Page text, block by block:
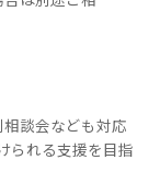
談会なども対応
られる支援を目指